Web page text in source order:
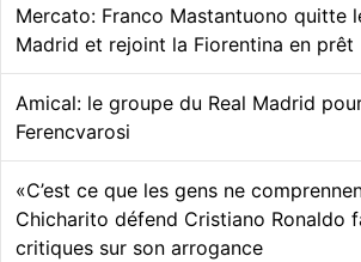
Mercato: Franco Mastantuono quitte
Madrid et rejoint la Fiorentina en prêt
Amical: le groupe du Real Madrid
Ferencvarosi
«C’est ce que les gens ne
Chicharito défend Cristiano Ronaldo
critiques sur son arrogance